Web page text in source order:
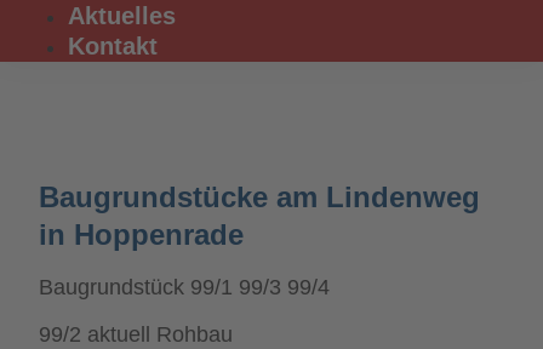
Aktuelles
Kontakt
Baugrundstücke am Lindenweg
in Hoppenrade
Baugrundstück 99/1 99/3 99/4
99/2 aktuell Rohbau